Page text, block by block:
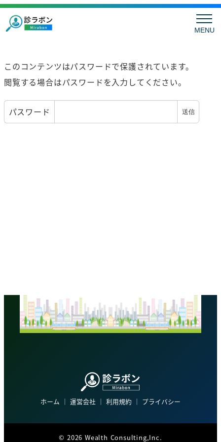
MENU
このコンテンツはパスワードで保護されています。
閲覧する場合はパスワードを入力してください。
パスワード
ホーム │ 運営会社 │ 利用規約 │ プライバシー
© 2026 Wealth Consulting,Inc.